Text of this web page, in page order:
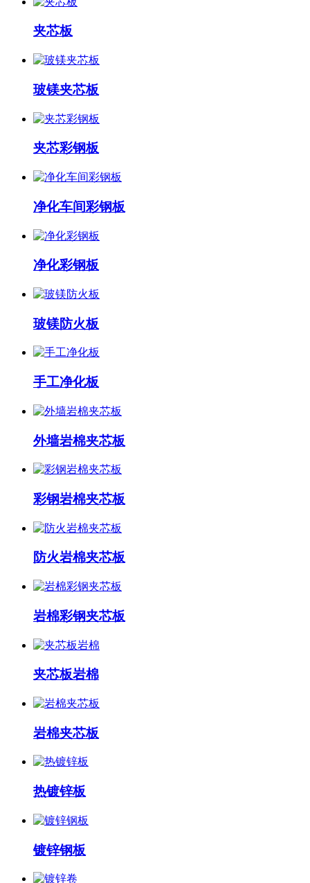
夹芯板
玻镁夹芯板
夹芯彩钢板
净化车间彩钢板
净化彩钢板
玻镁防火板
手工净化板
外墙岩棉夹芯板
彩钢岩棉夹芯板
防火岩棉夹芯板
岩棉彩钢夹芯板
夹芯板岩棉
岩棉夹芯板
热镀锌板
镀锌钢板